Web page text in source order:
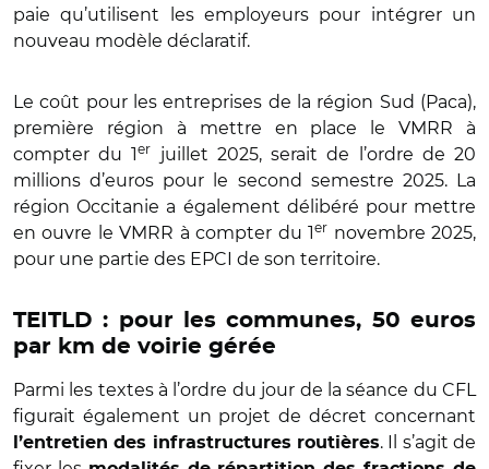
paie qu’utilisent les employeurs pour intégrer un
nouveau modè le déclaratif.
Le coût pour les entreprises de la région Sud (Paca),
première région à mettre en place le VMRR à
compter du 1er juillet 2025, serait de l ’ordre de 20
millions d’euros pour le second semestre 2025. La
région Occitanie a également délibéré pour mettre
en ouvre le VMRR à compter du 1er novembre 2025,
pour une partie des EPCI de son territoire.
TEITLD : pour les communes, 50 euros
par km de voirie gérée
Parmi les textes à l ’ordre du jour de la séance du CFL
figurait également un projet de décret concernant
’entretien des infrastructures routières. Il s’agit de